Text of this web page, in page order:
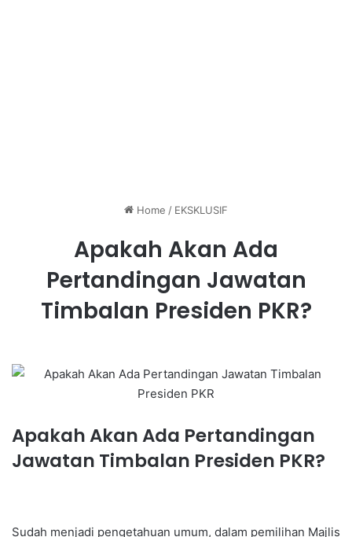
Home / EKSKLUSIF
Apakah Akan Ada
Pertandingan Jawatan
Timbalan Presiden PKR?
Apakah Akan Ada Pertandingan
Jawatan Timbalan Presiden PKR?
Sudah menjadi pengetahuan umum, dalam pemilihan Majlis